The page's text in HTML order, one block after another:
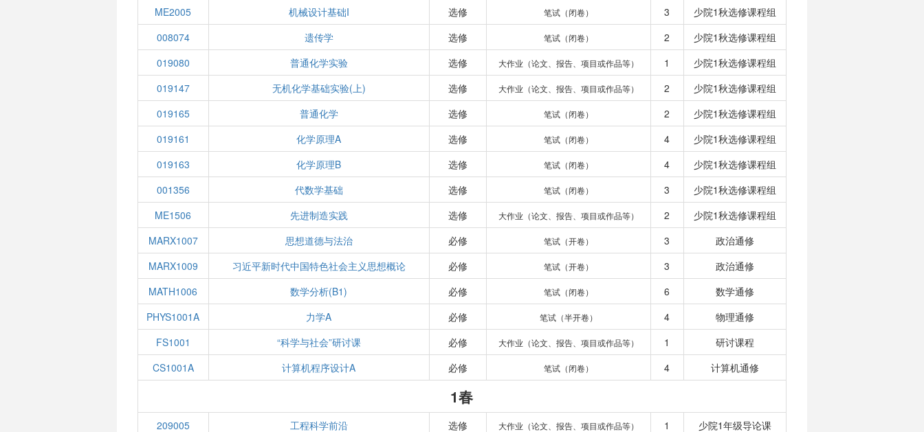
ME2005
机械设计基础I 选修 笔试（闭卷） 3
少院1秋选修课程组
008074
遗传学 选修 笔试（闭卷） 2
少院1秋选修课程组
019080
普通化学实验 选修 大作业（论文、报告、项目或作品等） 1
少院1秋选修课程组
019147
无机化学基础实验(上) 选修 大作业（论文、报告、项目或作品等） 2
少院1秋选修课程组
019165
普通化学 选修 笔试（闭卷） 2
少院1秋选修课程组
019161
化学原理A 选修 笔试（闭卷） 4
少院1秋选修课程组
019163
化学原理B 选修 笔试（闭卷） 4
少院1秋选修课程组
001356
代数学基础 选修 笔试（闭卷） 3
少院1秋选修课程组
ME1506
先进制造实践 选修 大作业（论文、报告、项目或作品等） 2
少院1秋选修课程组
MARX1007
思想道德与法治 必修 笔试（开卷） 3
政治通修
MARX1009
习近平新时代中国特色社会主义思想概论 必修 笔试（开卷） 3
政治通修
MATH1006
数学分析(B1) 必修 笔试（闭卷） 6
数学通修
PHYS1001A
力学A 必修 笔试（半开卷） 4
物理通修
FS1001
“科学与社会”研讨课 必修 大作业（论文、报告、项目或作品等） 1
研讨课程
CS1001A
计算机程序设计A 必修 笔试（闭卷） 4 计算机通修
1春
209005 工程科学前沿 选修 大作业（论文、报告、项目或作品等） 1
少院1年级导论课